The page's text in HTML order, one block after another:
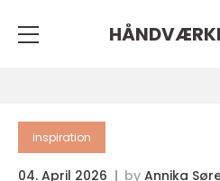
inspiration
04. April 2026 by Annika